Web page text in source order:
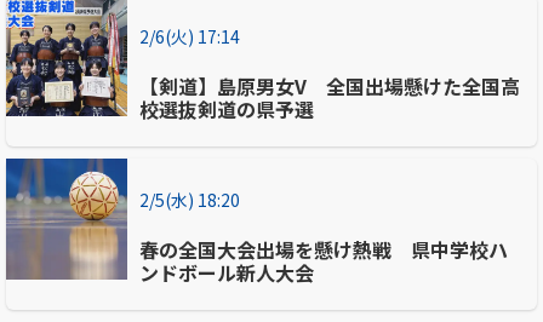
2/6(火) 17:14
【剣道】島原男女V 全国出場懸けた全国高
校選抜剣道の県予選
2/5(水) 18:20
春の全国大会出場を懸け熱戦 県中学校ハ
ンドボール新人大会